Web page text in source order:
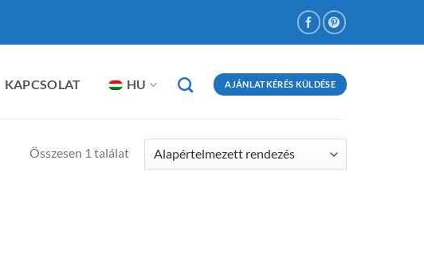
KAPCSOLAT HU AJÁNLATKÉRÉS KÜLDÉSE
Összesen 1 találat